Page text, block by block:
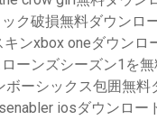
ク破損無料ダウンロ
ンxbox oneダウンロ
ーンズシーズン1を
ボーシックス包囲無料
iosダウンロー